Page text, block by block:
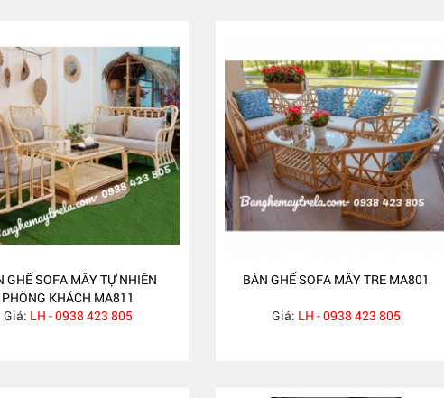
GHẾ SOFA MÂY TỰ NHIÊN
PHÒNG KHÁCH MA811
Giá: LH - 0938 423 805
BÀN GHẾ SOFA MÂY TRE MA801
Giá: LH - 0938 423 805